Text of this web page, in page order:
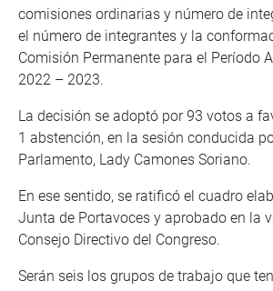
comisiones ordinarias y número de
el número de integrantes y la
Comisión Permanente para el Período
2022 – 2023.
La decisión se adoptó por 93 votos a
1 abstención, en la sesión conducida
Parlamento, Lady Camones Soriano.
En ese sentido, se ratificó el cuadro
Junta de Portavoces y aprobado en la
Consejo Directivo del Congreso.
Serán seis los grupos de trabajo que